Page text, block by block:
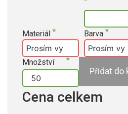
Materiál Barva
Množství
Cena celkem
Přidat do